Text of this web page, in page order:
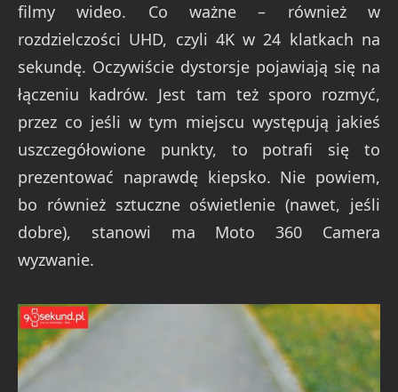
filmy wideo. Co ważne – również w
rozdzielczości UHD, czyli 4K w 24 klatkach na
sekundę. Oczywiście dystorsje pojawiają się na
łączeniu kadrów. Jest tam też sporo rozmyć,
przez co jeśli w tym miejscu występują jakieś
uszczegółowione punkty, to potrafi się to
prezentować naprawdę kiepsko. Nie powiem,
bo również sztuczne oświetlenie (nawet, jeśli
dobre), stanowi ma Moto 360 Camera
wyzwanie.